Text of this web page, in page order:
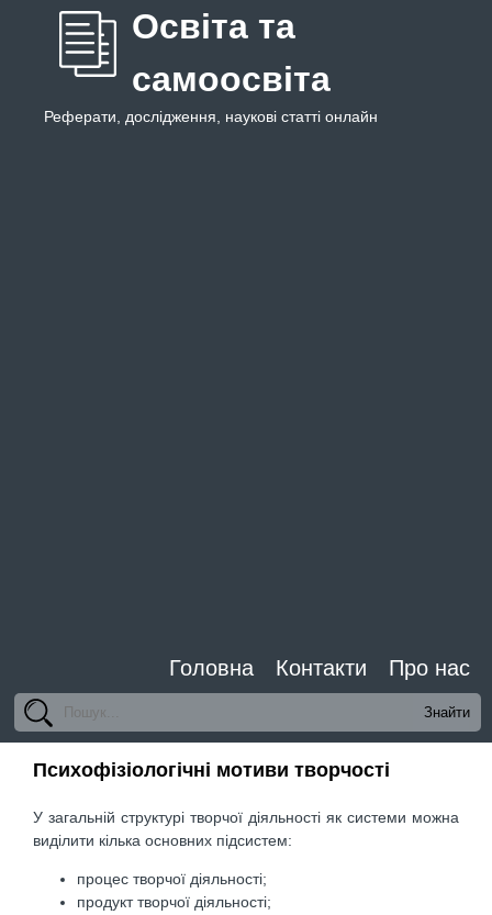
Освіта та
самоосвіта
Реферати, дослідження, наукові статті онлайн
Головна Контакти Про нас
Психофізіологічні мотиви творчості
У загальній структурі творчої діяльності як системи можна
виділити кілька основних підсистем:
процес творчої діяльності;
продукт творчої діяльності;